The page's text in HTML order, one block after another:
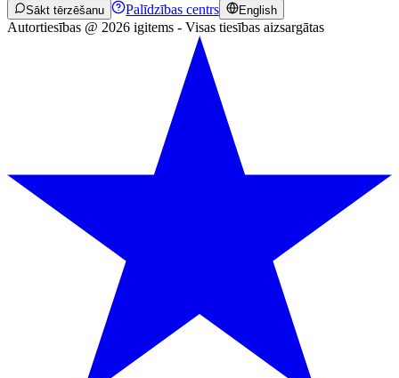
Sākt tērzēšanu Palīdzības centrs English
Autortiesības @ 2026 igitems - Visas tiesības aizsargātas